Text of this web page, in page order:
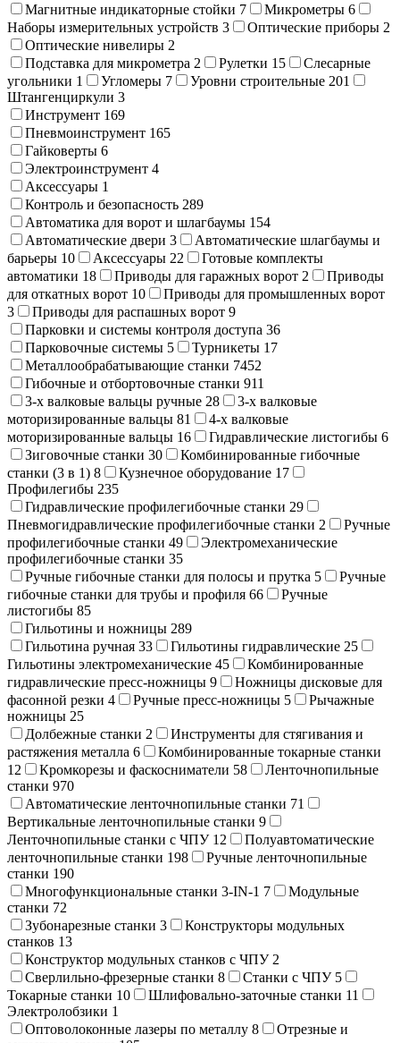
Магнитные индикаторные стойки 7 Микрометры 6
Наборы измерительных устройств 3 Оптические приборы 2
Оптические нивелиры 2
Подставка для микрометра 2 Рулетки 15
Слесарные
угольники 1 Угломеры 7 Уровни строительные 201
Штангенциркули 3
Инструмент 169
Пневмоинструмент 165
Гайковерты 6
Электроинструмент 4
Аксессуары 1
Контроль и безопасность 289
Автоматика для ворот и шлагбаумы 154
Автоматические двери 3
Автоматические шлагбаумы и
барьеры 10 Аксессуары 22
Готовые комплекты
автоматики 18 Приводы для гаражных ворот 2
Приводы
для откатных ворот 10
Приводы для промышленных ворот
3
Приводы для распашных ворот 9
Парковки и системы контроля доступа 36
Парковочные системы 5 Турникеты 17
Металлообрабатывающие станки 7452
Гибочные и отбортовочные станки 911
3-х валковые вальцы ручные 28
3-х валковые
моторизированные вальцы 81
4-х валковые
моторизированные вальцы 16 Гидравлические листогибы 6
Зиговочные станки 30
Комбинированные гибочные
станки (3 в 1) 8 Кузнечное оборудование 17
Профилегибы 235
Гидравлические профилегибочные станки 29
Пневмогидравлические профилегибочные станки 2
Ручные
профилегибочные станки 49
Электромеханические
профилегибочные станки 35
Ручные гибочные станки для полосы и прутка 5
Ручные
гибочные станки для трубы и профиля 66
Ручные
листогибы 85
Гильотины и ножницы 289
Гильотина ручная 33 Гильотины гидравлические 25
Гильотины электромеханические 45
Комбинированные
гидравлические пресс-ножницы 9
Ножницы дисковые для
фасонной резки 4 Ручные пресс-ножницы 5
Рычажные
ножницы 25
Долбежные станки 2
Инструменты для стягивания и
растяжения металла 6
Комбинированные токарные станки
12
Кромкорезы и фаскосниматели 58
Ленточнопильные
станки 970
Автоматические ленточнопильные станки 71
Вертикальные ленточнопильные станки 9
Ленточнопильные станки с ЧПУ 12
Полуавтоматические
ленточнопильные станки 198
Ручные ленточнопильные
станки 190
Многофункциональные станки 3-IN-1 7
Модульные
станки 72
Зубонарезные станки 3
Конструкторы модульных
станков 13
Конструктор модульных станков с ЧПУ 2
Сверлильно-фрезерные станки 8 Станки с ЧПУ 5
Токарные станки 10 Шлифовально-заточные станки 11
Электролобзики 1
Оптоволоконные лазеры по металлу 8
Отрезные и